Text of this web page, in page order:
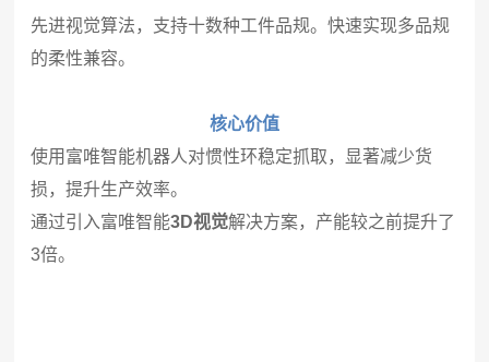
先进视觉算法，支持十数种工件品规。快速实现多品规
的柔性兼容。
核心价值
使用富唯智能机器人对惯性环稳定抓取，显著减少货
损，提升生产效率。
通过引入富唯智能3D视觉解决方案，产能较之前提升了
3倍。